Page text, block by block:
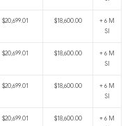
$20,699.01 $18,600.00
+ 6 M
SI
$20,699.01 $18,600.00
+ 6 M
SI
$20,699.01 $18,600.00
+ 6 M
SI
$20,699.01 $18,600.00
+ 6 M